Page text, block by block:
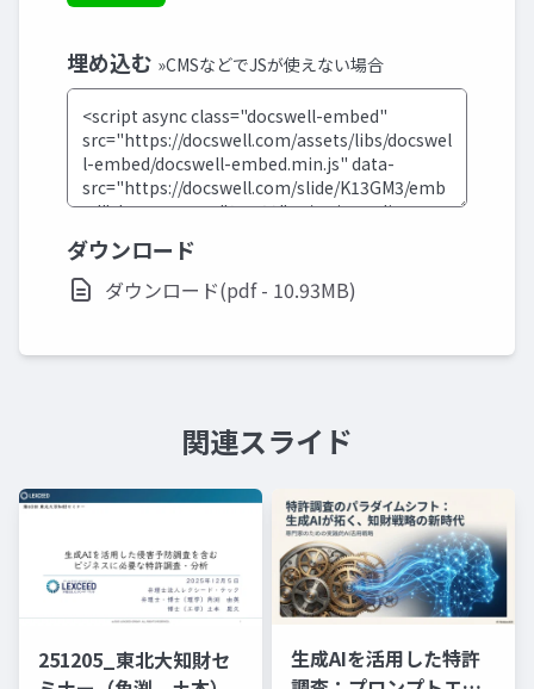
埋め込む »CMSなどでJSが使えない場合
ダウンロード
ダウンロード(pdf - 10.93MB)
関連スライド
251205_東北大知財セ
生成AIを活用した特許